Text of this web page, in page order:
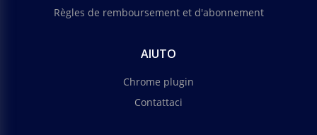
Règles de remboursement et d'abonnement
AIUTO
Chrome plugin
Contattaci